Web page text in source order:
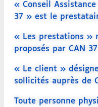
« Conseil
37 » est le
« Les prestations »
proposés par CAN
« Le client »
sollicités auprès de
Toute personne